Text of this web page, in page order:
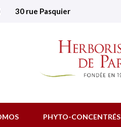
30 rue Pasquier
PHYTO-CONCENTRÉS